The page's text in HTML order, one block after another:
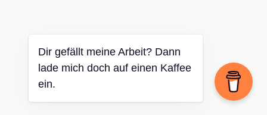
Dir gefällt meine Arbeit? Dann
lade mich doch auf einen Kaffee
ein.